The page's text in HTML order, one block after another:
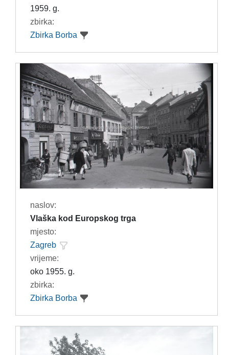
1959. g.
zbirka:
Zbirka Borba
naslov:
Vlaška kod Europskog trga
mjesto:
Zagreb
vrijeme:
oko 1955. g.
zbirka:
Zbirka Borba